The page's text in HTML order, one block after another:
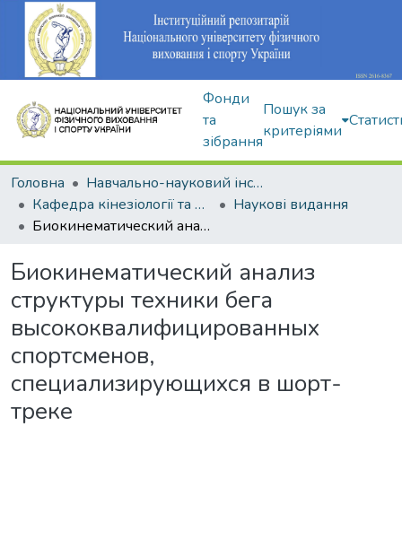
Фонди
та
зібрання
Пошук за
критеріями
Головна
Навчально-науковий інститут здоров'я, реабілітації та фізичного виховання
Кафедра кінезіології та фізкультурно-спортивної реабілітації
Наукові видання
Биокинематический анализ структуры техники бега высококвалифицированных спортсменов, специализирующихся в шорт-треке
Биокинематический анализ
структуры техники бега
высококвалифицированных
спортсменов,
специализирующихся в шорт-
треке